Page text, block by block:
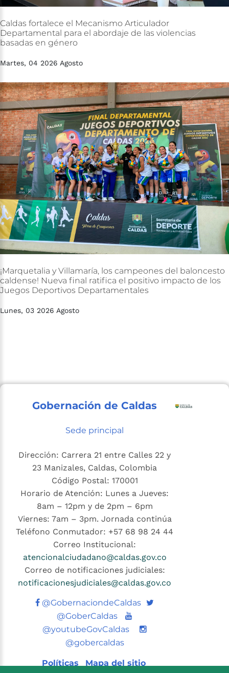
Caldas fortalece el Mecanismo Articulador
Departamental para el abordaje de las violencias
basadas en género
Martes, 04 2026 Agosto
¡Marquetalia y Villamaría, los campeones del baloncesto
caldense! Nueva final ratifica el positivo impacto de los
Juegos Deportivos Departamentales
Lunes, 03 2026 Agosto
Gobernación de Caldas
Sede principal
Dirección: Carrera 21 entre Calles 22 y
23 Manizales, Caldas, Colombia
Código Postal: 170001
Horario de Atención: Lunes a Jueves:
8am – 12pm y de 2pm – 6pm
Viernes: 7am – 3pm. Jornada continúa
Teléfono Conmutador: +57 68 98 24 44
Correo Institucional:
atencionalciudadano@caldas.gov.co
Correo de notificaciones judiciales:
notificacionesjudiciales@caldas.gov.co
@GobernaciondeCaldas Twitter
@GoberCaldas
Youtube
@youtubeGovCaldas
@gobercaldas
Políticas Mapa del sitio